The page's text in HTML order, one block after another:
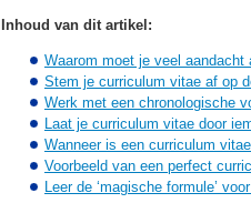
Inhoud van dit artikel:
Waarom moet je veel
Stem je curriculum vitae af op
Werk met een chronologische
Laat je curriculum vitae door
Wanneer is een curriculum
Voorbeeld van een perfect
Leer de ‘magische formule’